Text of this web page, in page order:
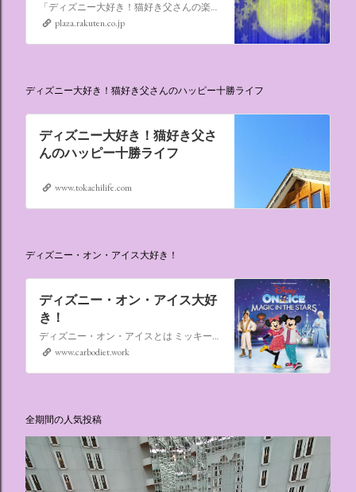
「ディズニー大好き！猫好き父さんの楽天ブログ」にようこそ！ いろんなブログサービスが廃止になるなか満を持して楽天ブログをはじめようと思います。 よろしくお願いいたします。
plaza.rakuten.co.jp
ディズニー大好き！猫好き父さんのハッピー十勝ライフ
ディズニー大好き！猫好き父さ
んのハッピー十勝ライフ
www.tokachilife.com
ディズニー・オン・アイス大好き！
ディズニー・オン・アイス大好
き！
ディズニー・オン・アイスとは ミッキーマウスやミニーマウスをはじめ、たくさんのディズニーキャラクターが登場し、世代を超えて愛され続けている、氷の上のミュージカルショーです。
www.carbodiet.work
全期間の人気投稿